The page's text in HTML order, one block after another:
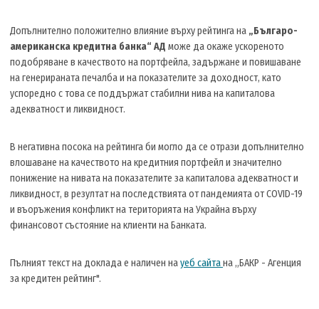
Допълнително положително влияние върху рейтинга на „Българо-
американска кредитна банка“ АД може да окаже ускореното
подобряване в качеството на портфейла, задържане и повишаване
на генерираната печалба и на показателите за доходност, като
успоредно с това се поддържат стабилни нива на капиталова
адекватност и ликвидност.
В негативна посока на рейтинга би могло да се отрази допълнително
влошаване на качеството на кредитния портфейл и значително
понижение на нивата на показателите за капиталова адекватност и
ликвидност, в резултат на последствията от пандемията от COVID-19
и въоръжения конфликт на територията на Украйна върху
финансовот състояние на клиенти на Банката.
Пълният текст на доклада е наличен науеб сайтана „БАКР - Агенция
за кредитен рейтинг".